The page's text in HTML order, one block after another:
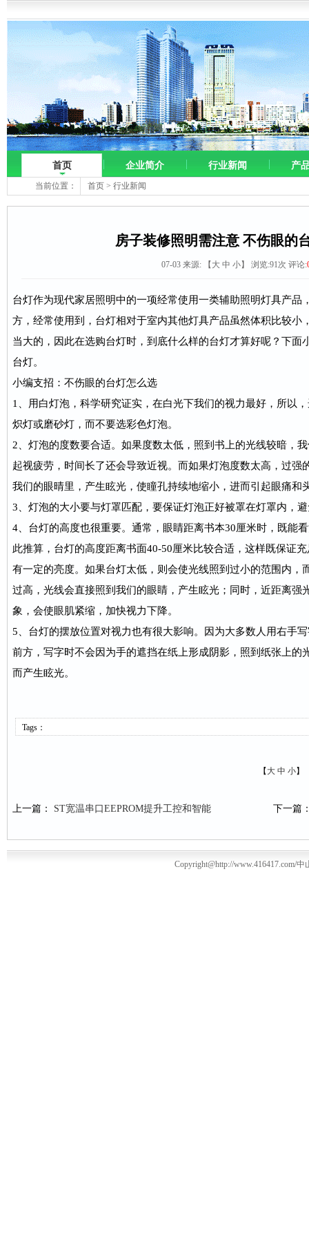
首页 企业简介 行业新闻 产
当前位置： 首页 > 行业新闻
房子装修照明需注意 不伤眼的
07-03 来源: 【 大 中 小】 浏览:91次 评论:
台灯作为现代家居照明中的一项经常使用一类辅助照明灯具产品
方，经常使用到，台灯相对于室内其他灯具产品虽然体积比较小
当大的，因此在选购台灯时，到底什么样的台灯才算好呢？下面
台灯。
小编支招：不伤眼的台灯怎么选
1、用白灯泡，科学研究证实，在白光下我们的视力最好，所以
炽灯或磨砂灯，而不要选彩色灯泡。
2、灯泡的度数要合适。如果度数太低，照到书上的光线较暗，
起视疲劳，时间长了还会导致近视。而如果灯泡度数太高，过强
我们的眼晴里，产生眩光，使瞳孔持续地缩小，进而引起眼痛和
3、灯泡的大小要与灯罩匹配，要保证灯泡正好被罩在灯罩内，
4、台灯的高度也很重要。通常，眼睛距离书本30厘米时，既能
此推算，台灯的高度距离书面40-50厘米比较合适，这样既保证
有一定的亮度。如果台灯太低，则会使光线照到过小的范围内，
过高，光线会直接照到我们的眼睛，产生眩光；同时，近距离强
象，会使眼肌紧缩，加快视力下降。
5、台灯的摆放位置对视力也有很大影响。因为大多数人用右手
前方，写字时不会因为手的遮挡在纸上形成阴影，照到纸张上的
而产生眩光。
Tags：
【 大 中 小】
上一篇： ST宽温串口EEPROM提升工控和智能 下一篇
Copyright@http://www.416417.com/